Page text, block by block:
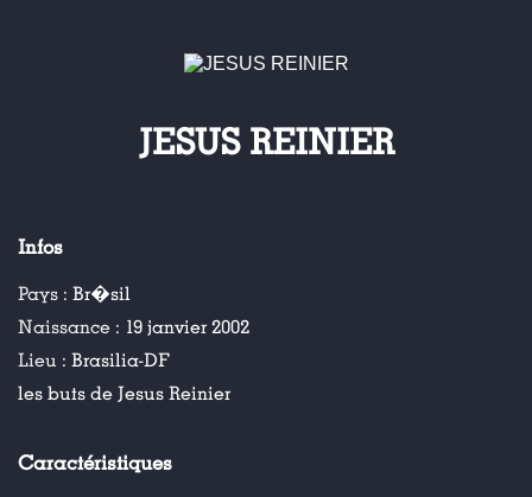
JESUS REINIER
Infos
Pays : Br�sil
Naissance : 19 janvier 2002
Lieu : Brasilia-DF
les buts de Jesus Reinier
Caractéristiques